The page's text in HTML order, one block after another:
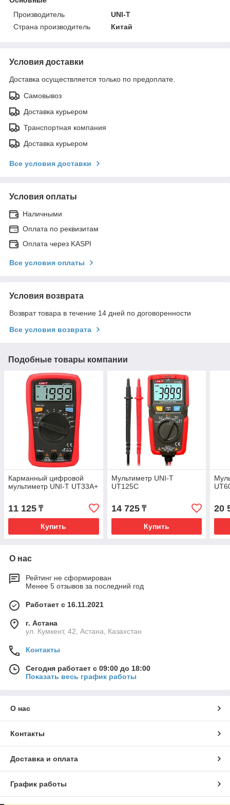
Производитель
UNI-T
Страна производитель
Китай
Условия доставки
Доставка осуществляется только по предоплате.
Самовывоз
Доставка курьером
Транспортная компания
Доставка курьером
Все условия доставки
Условия оплаты
Наличными
Оплата по реквизитам
Оплата через KASPI
Все условия оплаты
Условия возврата
Возврат товара в течение 14 дней по договоренности
Все условия возврата
Подобные товары компании
Карманный цифровой
мультиметр UNI-T UT33A+
11 125 ₸
Купить
Мультиметр UNI-T
UT125C
14 725₸
Купить
20
О нас
Рейтинг не сформирован
Менее 5 отзывов за последний год
Работает с 16.11.2021
г. Астана
ул. Кумкент, 42, Астана, Казахстан
Контакты
Сегодня работает с 09:00 до 18:00
Показать весь график работы
О нас
Контакты
Доставка и оплата
График работы